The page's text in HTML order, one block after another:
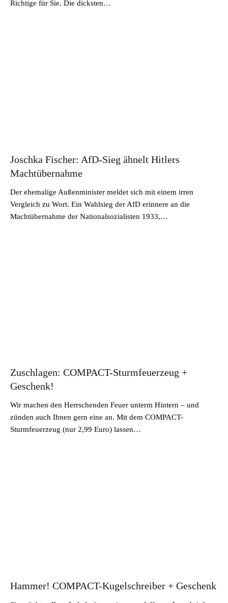
Richtige für Sie. Die dicksten…
Joschka Fischer: AfD-Sieg ähnelt Hitlers
Machtübernahme
Der ehemalige Außenminister meldet sich mit einem irren
Vergleich zu Wort. Ein Wahlsieg der AfD erinnere an die
Machtübernahme der Nationalsozialisten 1933,…
Zuschlagen: COMPACT-Sturmfeuerzeug +
Geschenk!
Wir machen den Herrschenden Feuer unterm Hintern – und
zünden auch Ihnen gern eine an. Mit dem COMPACT-
Sturmfeuerzeug (nur 2,99 Euro) lassen…
Hammer! COMPACT-Kugelschreiber + Geschenk